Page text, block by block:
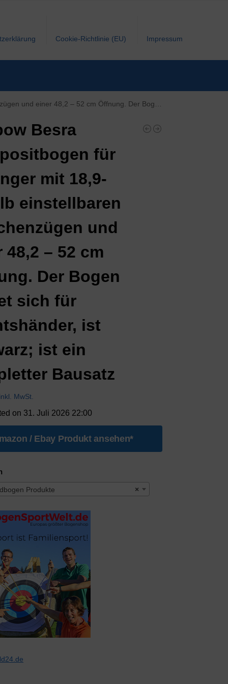
Cookie-Richtlinie (EU) Impressum
eignet sich für Rechtshänder, ist schwarz; ist ein kompletter Bausatz
Besra
für
mit 18,9-
einstellbaren
und
48,2 – 52 cm
Der Bogen
sich für
ist
ist ein
Bausatz
inkl. MwSt.
on 31. Juli 2026 22:00
/ Ebay Produkt ansehen*
×
Produkte